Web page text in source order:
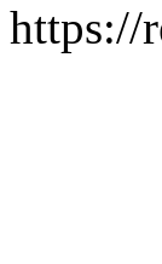
https://